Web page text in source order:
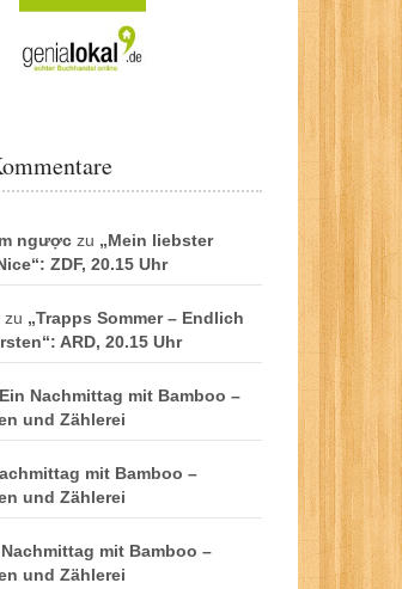
ngược zu „Mein liebster
ZDF, 20.15 Uhr
zu „Trapps Sommer – Endlich
ARD, 20.15 Uhr
Ein Nachmittag mit Bamboo –
und Zählerei
mit Bamboo –
und Zählerei
mit Bamboo –
und Zählerei